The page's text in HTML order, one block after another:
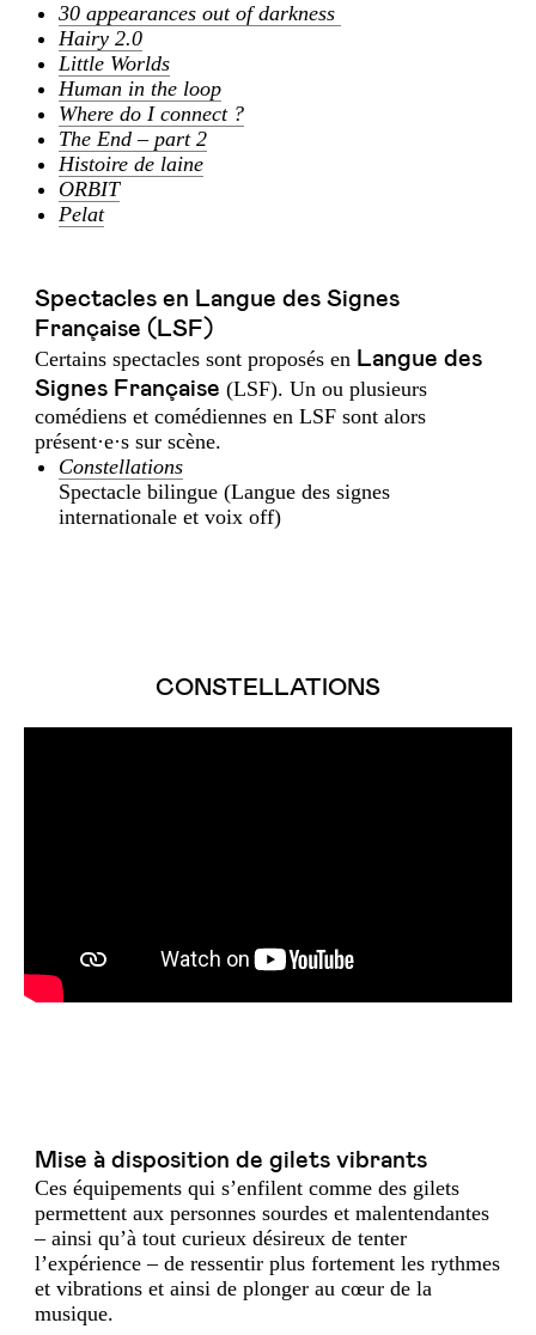
30 appearances out of darkness
Hairy 2.0
Little Worlds
Human in the loop
Where do I connect ?
The End – part 2
Histoire de laine
ORBIT
Pelat
Spectacles en Langue des Signes
Française (LSF)
Certains spectacles sont proposés en Langue des
Signes Française (LSF). Un ou plusieurs
comédiens et comédiennes en LSF sont alors
présent·e·s sur scène.
Constellations
Spectacle bilingue (Langue des signes
internationale et voix off)
CONSTELLATIONS
Mise à disposition de gilets vibrants
Ces équipements qui s’enfilent comme des gilets
permettent aux personnes sourdes et malentendantes
– ainsi qu’à tout curieux désireux de tenter
l’expérience – de ressentir plus fortement les rythmes
et vibrations et ainsi de plonger au cœur de la
musique.